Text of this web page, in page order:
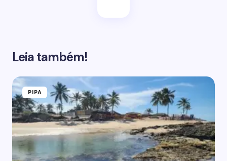
Leia também!
PIPA